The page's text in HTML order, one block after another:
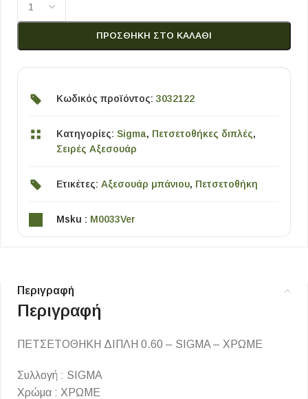
ΠΡΟΣΘΉΚΗ ΣΤΟ ΚΑΛΆΘΙ
Κωδικός προϊόντος: 3032122
Κατηγορίες: Sigma, Πετσετοθήκες διπλές,
Σειρές Αξεσουάρ
Ετικέτες: Αξεσουάρ μπάνιου, Πετσετοθήκη
Msku : M0033Ver
Περιγραφή
Περιγραφή
ΠΕΤΣΕΤΟΘΗΚΗ ΔΙΠΛΗ 0.60 – SIGMA – ΧΡΩΜΕ
Συλλογή : SIGMA
Χρώμα : ΧΡΩΜΕ